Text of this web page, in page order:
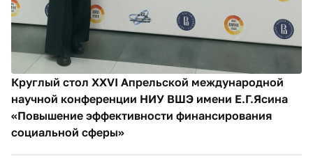
Круглый стол XXVI Апрельской международной
научной конференции НИУ ВШЭ имени Е.Г.Ясина
«Повышение эффективности финансирования
социальной сферы»